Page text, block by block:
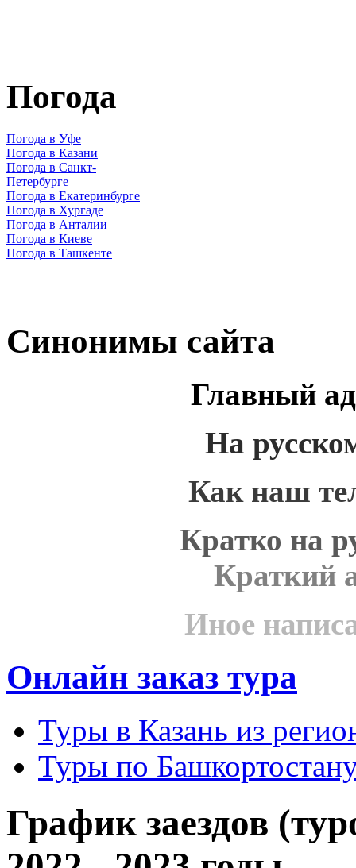
Погода
Погода в Уфе
Погода в Казани
Погода в Санкт-
Петербурге
Погода в Екатеринбурге
Погода в Хургаде
Погода в Анталии
Погода в Киеве
Погода в Ташкенте
Синонимы сайта
Главный
На
Как наш
Кратко на
Краткий
Иное
Онлайн заказ тура
Туры в Казань из
Туры по
График заездов